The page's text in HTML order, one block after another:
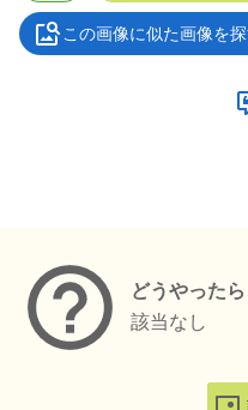
この画像に似た画像を
どうやった
該当なし